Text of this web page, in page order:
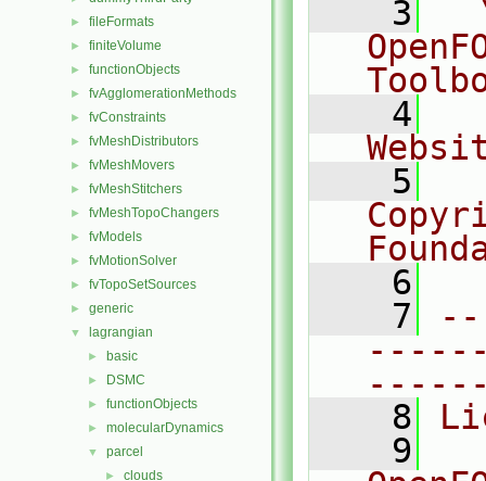
► fileFormats
► finiteVolume
► functionObjects
► fvAgglomerationMethods
► fvConstraints
► fvMeshDistributors
► fvMeshMovers
► fvMeshStitchers
► fvMeshTopoChangers
► fvModels
► fvMotionSolver
► fvTopoSetSources
► generic
▼ lagrangian
► basic
► DSMC
► functionObjects
► molecularDynamics
▼ parcel
► clouds
    3
    4
    5
    6
    7
    8
    9